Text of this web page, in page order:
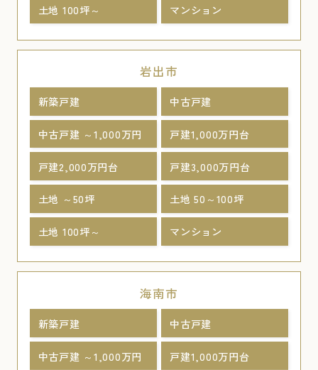
土地 100坪～ マンション
岩出市
新築戸建 中古戸建
中古戸建 ～1,000万円 戸建1,000万円台
戸建2,000万円台 戸建3,000万円台
土地 ～50坪 土地 50～100坪
土地 100坪～ マンション
海南市
新築戸建 中古戸建
中古戸建 ～1,000万円 戸建1,000万円台